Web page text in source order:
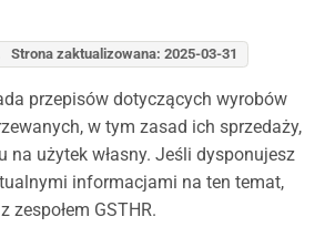
Strona zaktualizowana: 2025-03-31
przepisów dotyczących wyrobów
w tym zasad ich sprzedaży,
na użytek własny. Jeśli dysponujesz
informacjami na ten temat,
zespołem GSTHR.